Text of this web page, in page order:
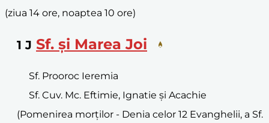
(ziua 14 ore, noaptea 10 ore)
1 J Sf. și Marea Joi
Sf. Prooroc Ieremia
Sf. Cuv. Mc. Eftimie, Ignatie și Acachie
(Pomenirea morților - Denia celor 12 Evanghelii, a Sf.